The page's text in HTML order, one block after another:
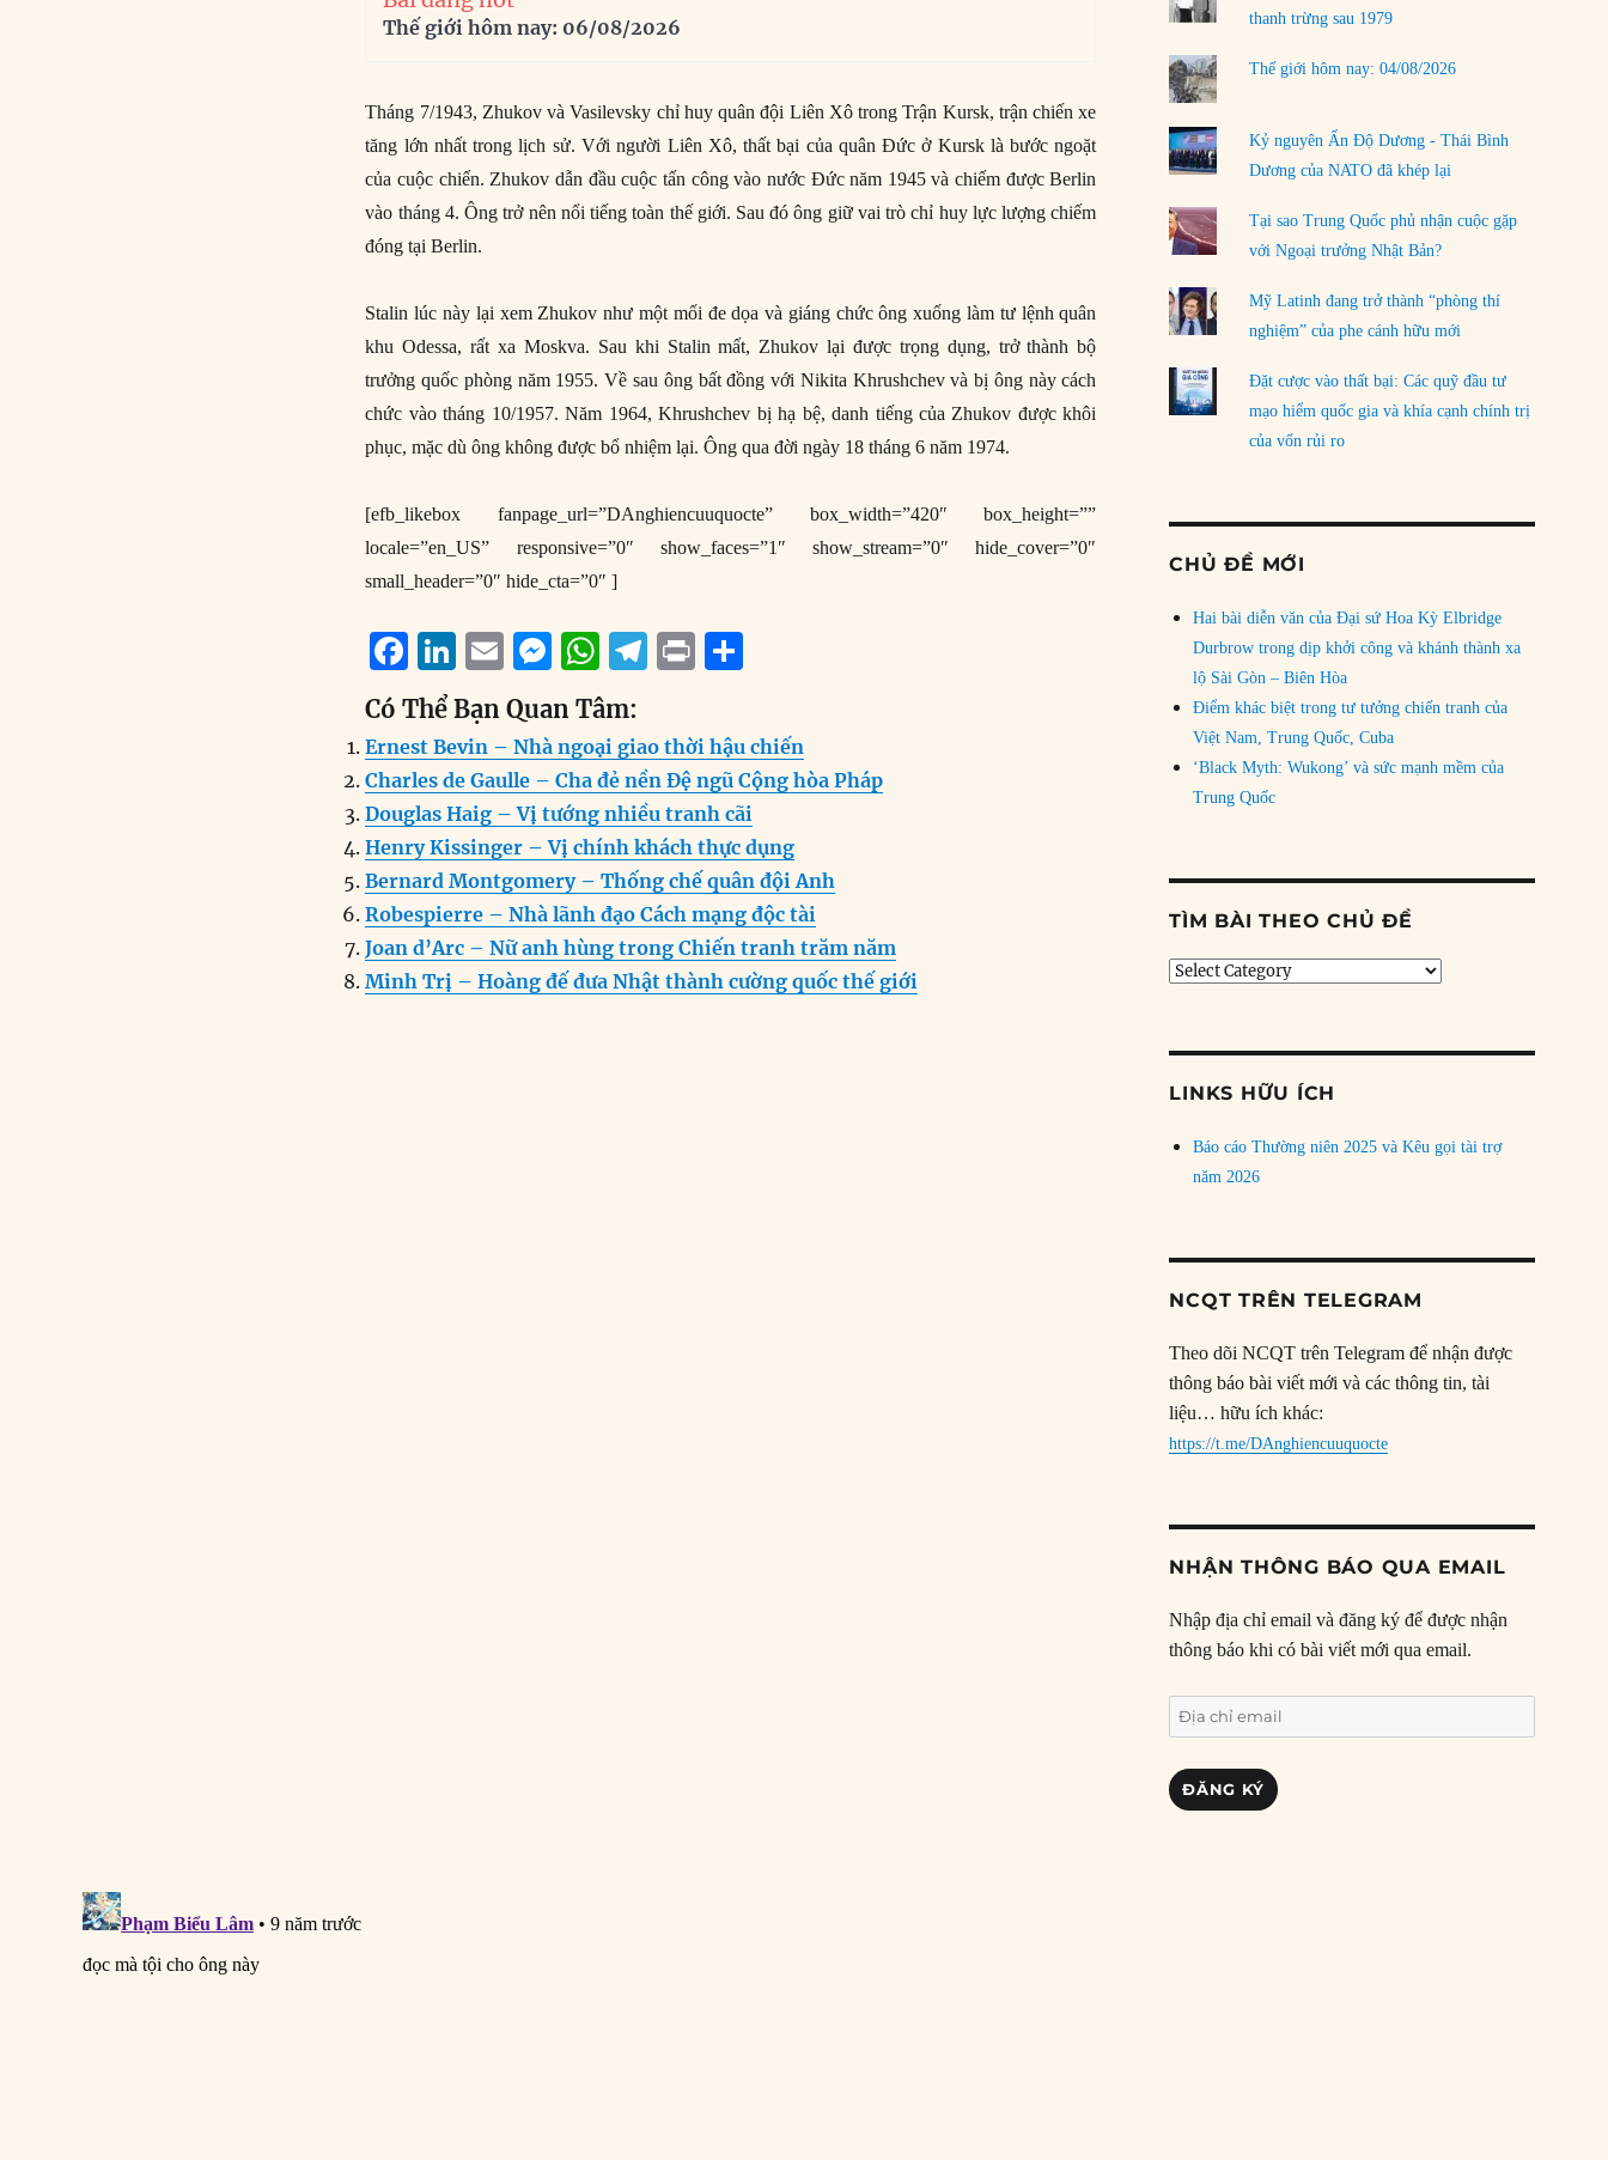
Thế giới hôm nay: 06/08/2026
Tháng 7/1943, Zhukov và Vasilevsky chỉ huy quân đội Liên Xô trong Trận Kursk, trận chiến xe
tăng lớn nhất trong lịch sử. Với người Liên Xô, thất bại của quân Đức ở Kursk là bước ngoặt
của cuộc chiến. Zhukov dẫn đầu cuộc tấn công vào nước Đức năm 1945 và chiếm được Berlin
vào tháng 4. Ông trở nên nổi tiếng toàn thế giới. Sau đó ông giữ vai trò chỉ huy lực lượng chiếm
đóng tại Berlin.
Stalin lúc này lại xem Zhukov như một mối đe dọa và giáng chức ông xuống làm tư lệnh quân
khu Odessa, rất xa Moskva. Sau khi Stalin mất, Zhukov lại được trọng dụng, trở thành bộ
trưởng quốc phòng năm 1955. Về sau ông bất đồng với Nikita Khrushchev và bị ông này cách
chức vào tháng 10/1957. Năm 1964, Khrushchev bị hạ bệ, danh tiếng của Zhukov được khôi
phục, mặc dù ông không được bổ nhiệm lại. Ông qua đời ngày 18 tháng 6 năm 1974.
[efb_likebox fanpage_url=”DAnghiencuuquocte” box_width=”420″ box_height=””
locale=”en_US” responsive=”0″ show_faces=”1″ show_stream=”0″ hide_cover=”0″
small_header=”0″ hide_cta=”0″ ]
F
a
c
e
b
o
o
k
Li
n
k
e
d
I
n
E
m
ai
l
M
ss
e
n
g
er
W
h
at
s
A
p
p
T
e
g
r
a
m
P
n
t
a
re
Có Thể Bạn Quan Tâm:
Ernest Bevin – Nhà ngoại giao thời hậu chiến
Charles de Gaulle – Cha đẻ nền Đệ ngũ Cộng hòa Pháp
Douglas Haig – Vị tướng nhiều tranh cãi
Henry Kissinger – Vị chính khách thực dụng
Bernard Montgomery – Thống chế quân đội Anh
Robespierre – Nhà lãnh đạo Cách mạng độc tài
Joan d’Arc – Nữ anh hùng trong Chiến tranh trăm năm
Minh Trị – Hoàng đế đưa Nhật thành cường quốc thế giới
LOAD MORE
thanh trừng sau 1979
Thế giới hôm nay: 04/08/2026
Kỷ nguyên Ấn Độ Dương - Thái Bình
Dương của NATO đã khép lại
Tại sao Trung Quốc phủ nhận cuộc gặp
với Ngoại trưởng Nhật Bản?
Mỹ Latinh đang trở thành “phòng thí
nghiệm” của phe cánh hữu mới
Đặt cược vào thất bại: Các quỹ đầu tư
mạo hiểm quốc gia và khía cạnh chính trị
của vốn rủi ro
CHỦ ĐỀ MỚI
Hai bài diễn văn của Đại sứ Hoa Kỳ Elbridge
Durbrow trong dịp khởi công và khánh thành xa
lộ Sài Gòn – Biên Hòa
Điểm khác biệt trong tư tưởng chiến tranh của
Việt Nam, Trung Quốc, Cuba
‘Black Myth: Wukong’ và sức mạnh mềm của
Trung Quốc
TÌM BÀI THEO CHỦ ĐỀ
Tìm
LINKS HỮU ÍCH
Báo cáo Thường niên 2025 và Kêu gọi tài trợ
năm 2026
NCQT TRÊN TELEGRAM
Theo dõi NCQT trên Telegram để nhận được
thông báo bài viết mới và các thông tin, tài
liệu… hữu ích khác:
https://t.me/DAnghiencuuquocte
NHẬN THÔNG BÁO QUA EMAIL
Nhập địa chỉ email và đăng ký để được nhận
thông báo khi có bài viết mới qua email.
Địa
chỉ
email
ĐĂNG KÝ